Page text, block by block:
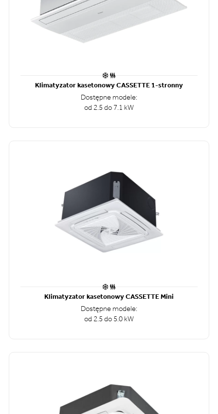
Klimatyzator kasetonowy CASSETTE 1-stronny
Dostępne modele:
od 2.5 do 7.1 kW
Klimatyzator kasetonowy CASSETTE Mini
Dostępne modele:
od 2.5 do 5.0 kW